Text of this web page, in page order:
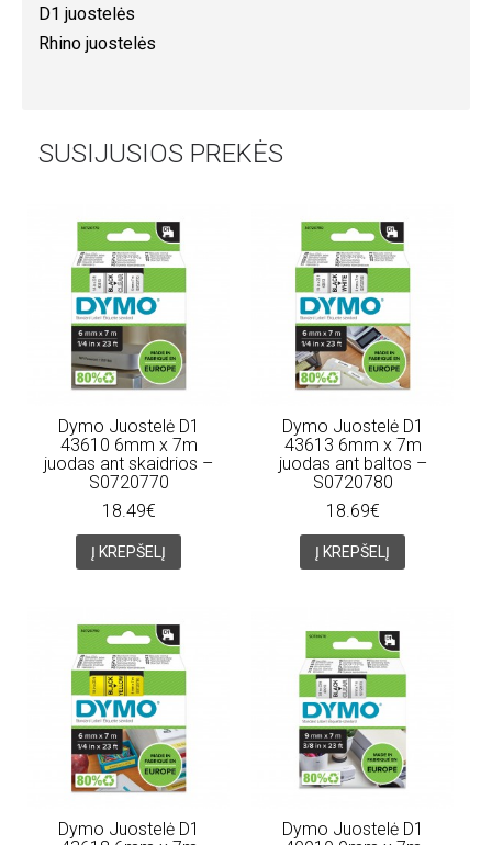
D1 juostelės
Rhino juostelės
SUSIJUSIOS PREKĖS
Dymo Juostelė D1
43610 6mm x 7m
juodas ant skaidrios –
S0720770
18.49€
Į KREPŠELĮ
Dymo Juostelė D1
43613 6mm x 7m
juodas ant baltos –
S0720780
18.69€
Į KREPŠELĮ
Dymo Juostelė D1
Dymo Juostelė D1